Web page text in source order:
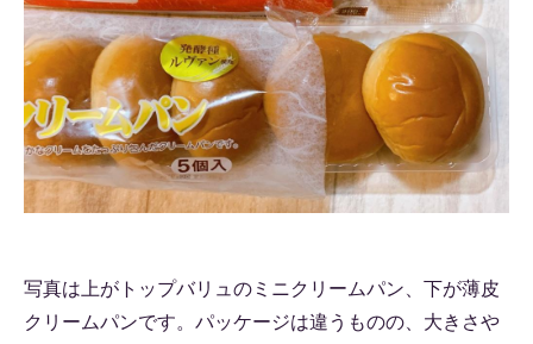
写真は上がトップバリュのミニクリームパン、下が薄皮
クリームパンです。パッケージは違うものの、大きさや